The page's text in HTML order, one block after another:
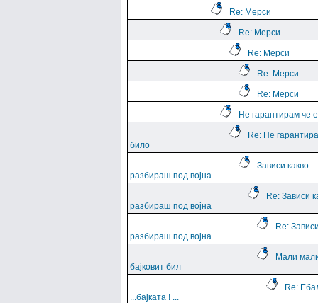
Re: Мерси
Re: Мерси
Re: Мерси
Re: Мерси
Re: Мерси
Не гарантирам че
Re: Не
било
Зависи какво
разбираш под војна
Re: Зависи
разбираш под војна
Re:
разбираш под војна
Мали
бајковит бил
Re:
...баjката ! ...